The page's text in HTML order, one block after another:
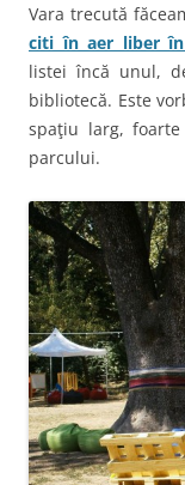
Vara trecută
citi în aer liber în
listei încă unul,
bibliotecă. Este
spaţiu larg,
parcului.